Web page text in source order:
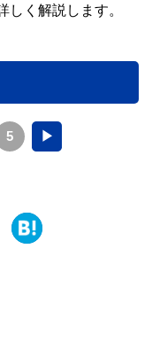
しく解説します。
5 ▶